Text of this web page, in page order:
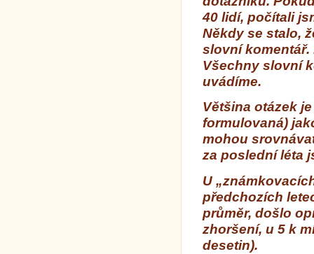
40 lidí, počítali
Někdy se stalo,
slovní komentář.
Všechny slovní
uvádíme.
Většina otázek
formulovaná)
mohou
za poslední léta
U
předchozích
průměr, došlo
zhoršení, u 5 k
desetin).